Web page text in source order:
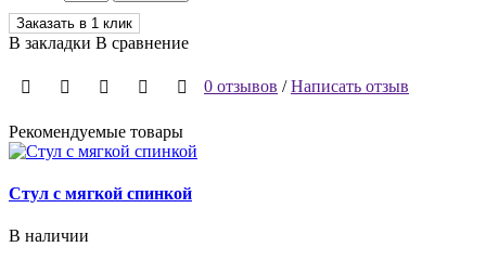
Заказать в 1 клик
В закладки В сравнение
0 отзывов /Написать отзыв
Рекомендуемые товары
Стул с мягкой спинкой
В наличии